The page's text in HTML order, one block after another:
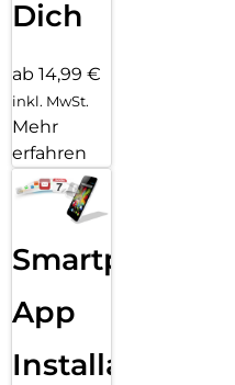
Dich
ab 14,99 €
inkl. MwSt.
Mehr
erfahren
Smartphone
App
Installation